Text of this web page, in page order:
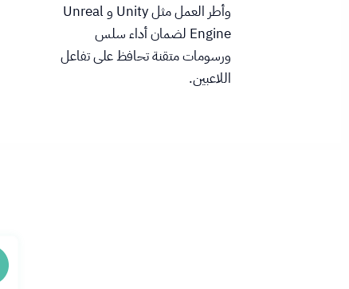
وأطر العمل مثل Unity و Unreal
Engine لضمان أداء سلس
ورسومات متقنة تحافظ على تفاعل
اللاعبين.